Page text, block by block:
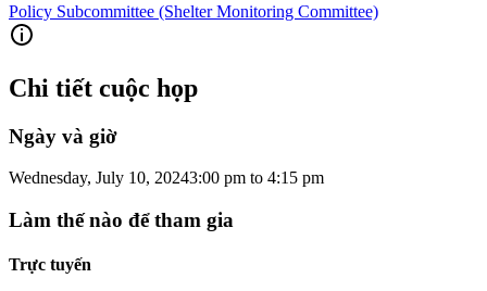
Policy Subcommittee (Shelter Monitoring Committee)
Chi tiết cuộc họp
Ngày và giờ
Wednesday, July 10, 20243:00 pm to 4:15 pm
Làm thế nào để tham gia
Trực tuyến